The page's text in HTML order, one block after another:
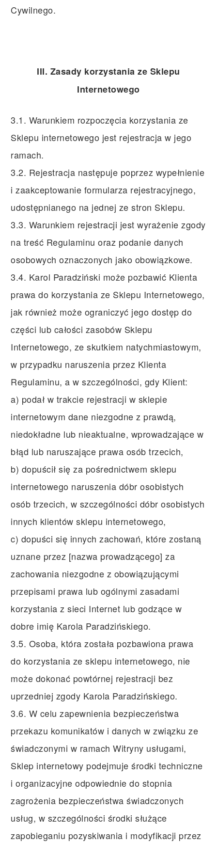
Cywilnego.
III. Zasady korzystania ze Sklepu
Internetowego
3.1. Warunkiem rozpoczęcia korzystania ze
Sklepu internetowego jest rejestracja w jego
ramach.
3.2. Rejestracja następuje poprzez wypełnienie
i zaakceptowanie formularza rejestracyjnego,
udostępnianego na jednej ze stron Sklepu.
3.3. Warunkiem rejestracji jest wyrażenie zgody
na treść Regulaminu oraz podanie danych
osobowych oznaczonych jako obowiązkowe.
3.4. Karol Paradziński może pozbawić Klienta
prawa do korzystania ze Sklepu Internetowego,
jak również może ograniczyć jego dostęp do
części lub całości zasobów Sklepu
Internetowego, ze skutkiem natychmiastowym,
w przypadku naruszenia przez Klienta
Regulaminu, a w szczególności, gdy Klient:
a) podał w trakcie rejestracji w sklepie
internetowym dane niezgodne z prawdą,
niedokładne lub nieaktualne, wprowadzające w
błąd lub naruszające prawa osób trzecich,
b) dopuścił się za pośrednictwem sklepu
internetowego naruszenia dóbr osobistych
osób trzecich, w szczególności dóbr osobistych
innych klientów sklepu internetowego,
c) dopuści się innych zachowań, które zostaną
uznane przez [nazwa prowadzącego] za
zachowania niezgodne z obowiązującymi
przepisami prawa lub ogólnymi zasadami
korzystania z sieci Internet lub godzące w
dobre imię Karola Paradzińskiego.
3.5. Osoba, która została pozbawiona prawa
do korzystania ze sklepu internetowego, nie
może dokonać powtórnej rejestracji bez
uprzedniej zgody Karola Paradzińskiego.
3.6. W celu zapewnienia bezpieczeństwa
przekazu komunikatów i danych w związku ze
świadczonymi w ramach Witryny usługami,
Sklep internetowy podejmuje środki techniczne
i organizacyjne odpowiednie do stopnia
zagrożenia bezpieczeństwa świadczonych
usług, w szczególności środki służące
zapobieganiu pozyskiwania i modyfikacji przez